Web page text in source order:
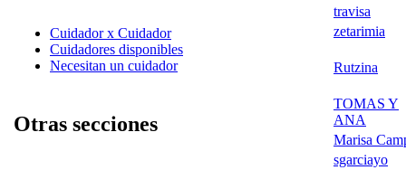
Cuidador x Cuidador
Cuidadores disponibles
Necesitan un cuidador
Otras secciones
travisa
zetarimia
Rutzina
TOMAS Y
ANA
Marisa
sgarciayo